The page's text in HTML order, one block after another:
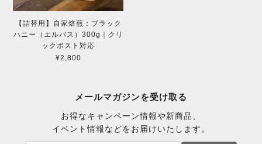
【詰替用】自家焙煎：ブラック
ハニー（エルバス）300g｜クリ
ックポスト対応
¥2,800
メールマガジンを受け取る
お得なキャンペーン情報や新商品、
イベント情報などをお届けいたします。